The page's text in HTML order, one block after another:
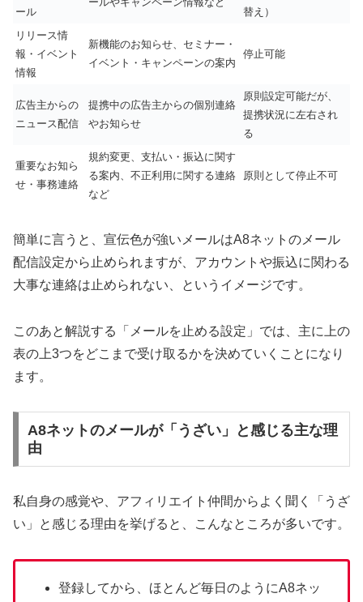
ール
替え）
リリース情
報・イベント
情報
新機能のお知らせ、セミナー・
イベント・キャンペーンの案内
停止可能
広告主からの
ニュース配信
提携中の広告主からの個別連絡
やお知らせ
原則設定可能だが、
提携状況に左右され
る
重要なお知ら
せ・事務連絡
規約変更、支払い・振込に関す
る案内、不正利用に関する連絡
など
原則として停止不可
簡単に言うと、宣伝色が強いメールはA8ネットのメール
配信設定から止められますが、アカウントや振込に関わる
大事な連絡は止められない、というイメージです。
このあと解説する「メールを止める設定」では、主に上の
表の上3つをどこまで受け取るかを決めていくことになり
ます。
A8ネットのメールが「うざい」と感じる主な理
由
私自身の感覚や、アフィリエイト仲間からよく聞く「うざ
い」と感じる理由を挙げると、こんなところが多いです。
登録してから、ほとんど毎日のようにA8ネッ